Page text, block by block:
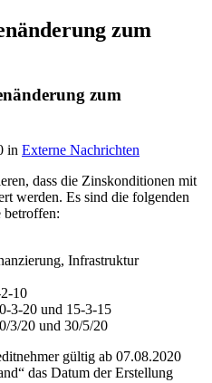
zum
zum
in Externe Nachrichten
dass die Zinskonditionen mit
werden. Es sind die folgenden
betroffen:
Infrastruktur
10
3-20 und 15-3-15
3/20 und 30/5/20
gültig ab 07.08.2020
das Datum der Erstellung